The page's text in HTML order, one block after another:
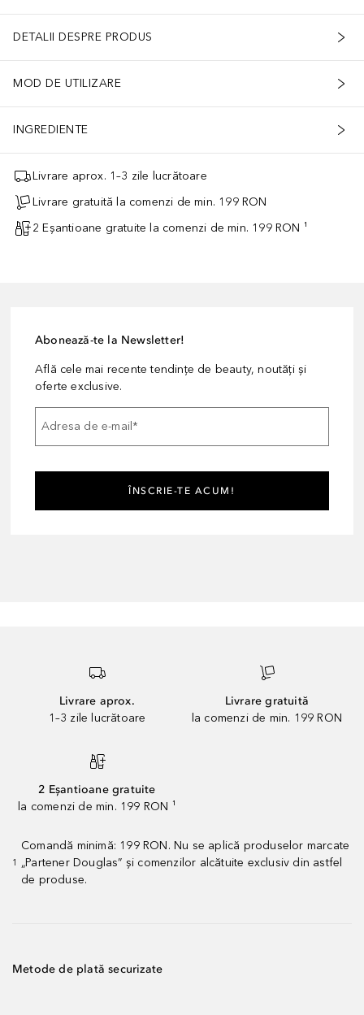
DETALII DESPRE PRODUS
MOD DE UTILIZARE
INGREDIENTE
Livrare aprox. 1–3 zile lucrătoare
Livrare gratuită la comenzi de min. 199 RON
2 Eșantioane gratuite la comenzi de min. 199 RON ¹
Abonează-te la Newsletter!
Află cele mai recente tendințe de beauty, noutăți și
oferte exclusive.
Adresa de e-mail*
ÎNSCRIE-TE ACUM!
Livrare aprox.
1–3 zile lucrătoare
Livrare gratuită
la comenzi de min. 199 RON
2 Eșantioane gratuite
la comenzi de min. 199 RON ¹
1
Comandă minimă: 199 RON. Nu se aplică produselor marcate
„Partener Douglas” și comenzilor alcătuite exclusiv din astfel
de produse.
Metode de plată securizate